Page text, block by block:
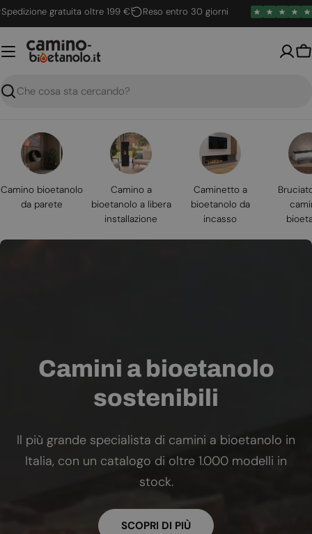
Vai
al
contenuto
gratuita oltre 199 € Reso entro 30 giorni
Ricerca
Camino bioetanolo
da parete
Camino a
bioetanolo a libera
installazione
Caminetto a
bioetanolo da
incasso
Camini a bioetanolo
sostenibili
Il più grande specialista di camini a bioetanolo in
Italia, con un catalogo di oltre 1.000 modelli in
stock.
SCOPRI DI PIÙ